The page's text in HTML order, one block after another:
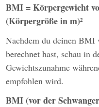
BMI = Körpergewicht
(Körpergröße in m)²
Nachdem du deinen BMI
berechnet hast, schau in
Gewichtszunahme
empfohlen wird.
BMI (vor der